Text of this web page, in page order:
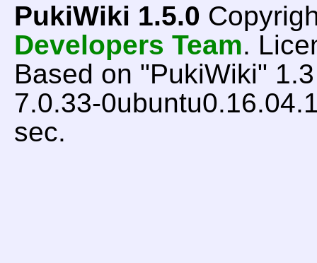
PukiWiki 1.5.0
Developers Team.
Based on "PukiWiki"
7.0.33-
sec.